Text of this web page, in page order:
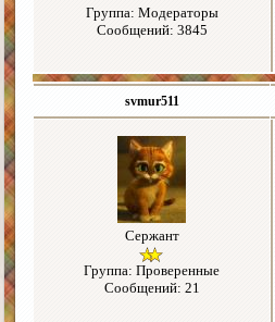
Группа: Модераторы
Сообщений: 3845
svmur511
Сержант
Группа: Проверенные
Сообщений: 21